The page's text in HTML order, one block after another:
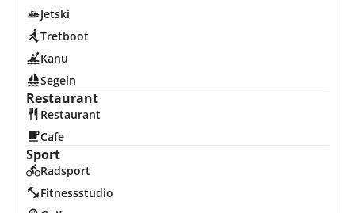
Jetski
Tretboot
Kanu
Segeln
Restaurant
Restaurant
Cafe
Sport
Radsport
Fitnessstudio